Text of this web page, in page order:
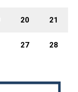
20 21
27 28